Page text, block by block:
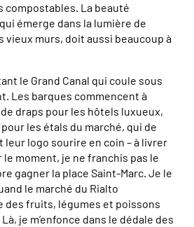
compostables. La beauté
émerge dans la lumière de
vieux murs, doit aussi beaucoup à
le Grand Canal qui coule sous
Les barques commencent à
draps pour les hôtels luxueux,
les étals du marché, qui de
leur logo sourire en coin – à livrer
le moment, je ne franchis pas le
gagner la place Saint-Marc. Je le
le marché du Rialto
des fruits, légumes et poissons
je m’enfonce dans le dédale des